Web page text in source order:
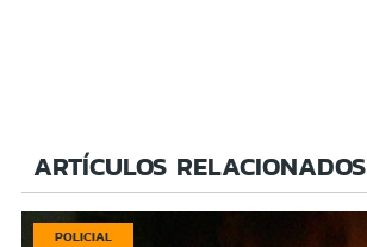
ARTÍCULOS RELACIONADOS
POLICIAL